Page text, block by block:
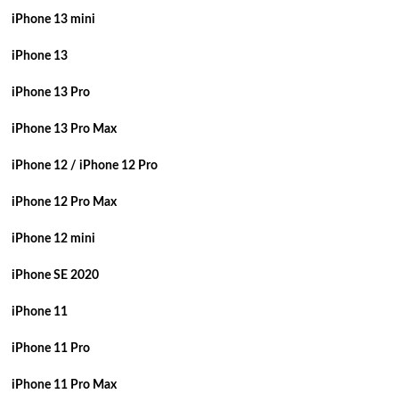
iPhone 13 mini
iPhone 13
iPhone 13 Pro
iPhone 13 Pro Max
iPhone 12 / iPhone 12 Pro
iPhone 12 Pro Max
iPhone 12 mini
iPhone SE 2020
iPhone 11
iPhone 11 Pro
iPhone 11 Pro Max